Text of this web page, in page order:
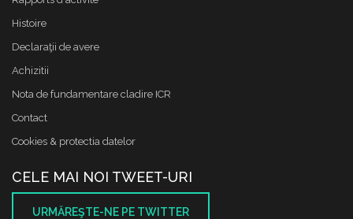
Histoire
Declaraţii de avere
Achizitii
Nota de fundamentare cladire ICR
Contact
Cookies & protectia datelor
CELE MAI NOI TWEET-URI
URMĂREŞTE-NE PE TWITTER